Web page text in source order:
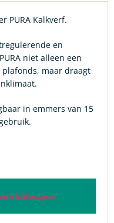
PURA Kalkverf.
en
niet alleen een
maar draagt
in emmers van 15